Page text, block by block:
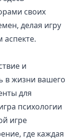
своих
делая игру
и
в жизни вашего
для
психологии
игре
где каждая